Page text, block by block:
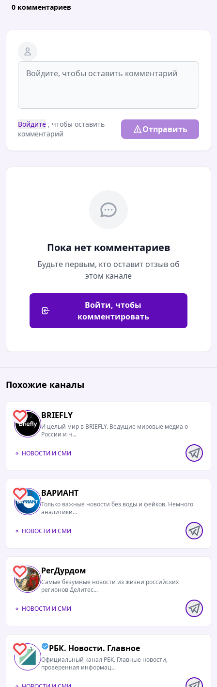
0 комментариев
Войдите , чтобы оставить
комментарий
Отправить
Пока нет комментариев
Будьте первым, кто оставит отзыв об
этом канале
Войти, чтобы
комментировать
Похожие каналы
2 BRIEFLY
И целый мир в BRIEFLY. Ведущие мировые медиа о
России и н...
НОВОСТИ И СМИ
3 ВАРИАНТ
Только важные новости без воды и фейков. Немного
аналитики...
НОВОСТИ И СМИ
1 РегДурдом
Самые безумные новости из жизни российских
регионов Делитес...
НОВОСТИ И СМИ
1 РБК. Новости. Главное
Официальный канал РБК. Главные новости,
проверенная информац...